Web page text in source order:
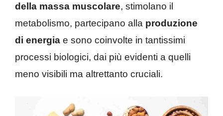
della massa muscolare, stimolano il
metabolismo, partecipano alla produzione
di energia e sono coinvolte in tantissimi
processi biologici, dai più evidenti a quelli
meno visibili ma altrettanto cruciali.